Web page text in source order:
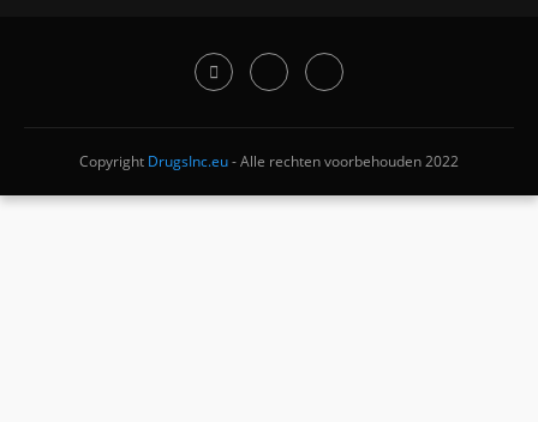
Copyright DrugsInc.eu- Alle rechten voorbehouden 2022